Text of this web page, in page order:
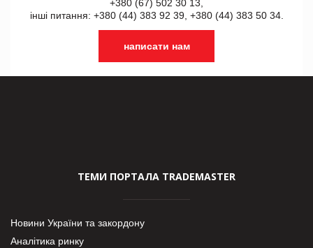
+380 (67) 502 30 13,
інші питання: +380 (44) 383 92 39, +380 (44) 383 50 34.
написати нам
ТЕМИ ПОРТАЛА TRADEMASTER
Новини України та закордону
Аналітика ринку